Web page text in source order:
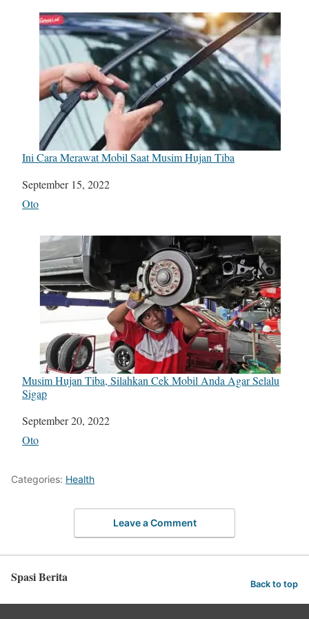
Ini Cara Merawat Mobil Saat Musim Hujan Tiba
Date
September 15, 2022
In relation to
Oto
Musim Hujan Tiba, Silahkan Cek Mobil Anda Agar Selalu
Sigap
Date
September 20, 2022
In relation to
Oto
Categories: Health
Leave a Comment
Spasi Berita Back to top